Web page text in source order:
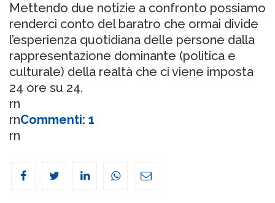
Mettendo due notizie a confronto possiamo
renderci conto del baratro che ormai divide
l’esperienza quotidiana delle persone dalla
rappresentazione dominante (politica e
culturale) della realtà che ci viene imposta
24 ore su 24.
rn
rnCommenti: 1
rn